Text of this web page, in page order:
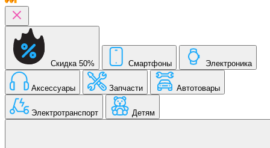
Скидка 50% Смартфоны Электроника
Аксессуары Запчасти Автотовары
Электротранспорт Детям